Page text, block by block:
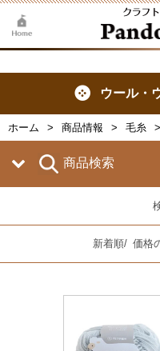
ウール・
ホーム 商品情報 毛糸
商品検索
新着順/ 価格